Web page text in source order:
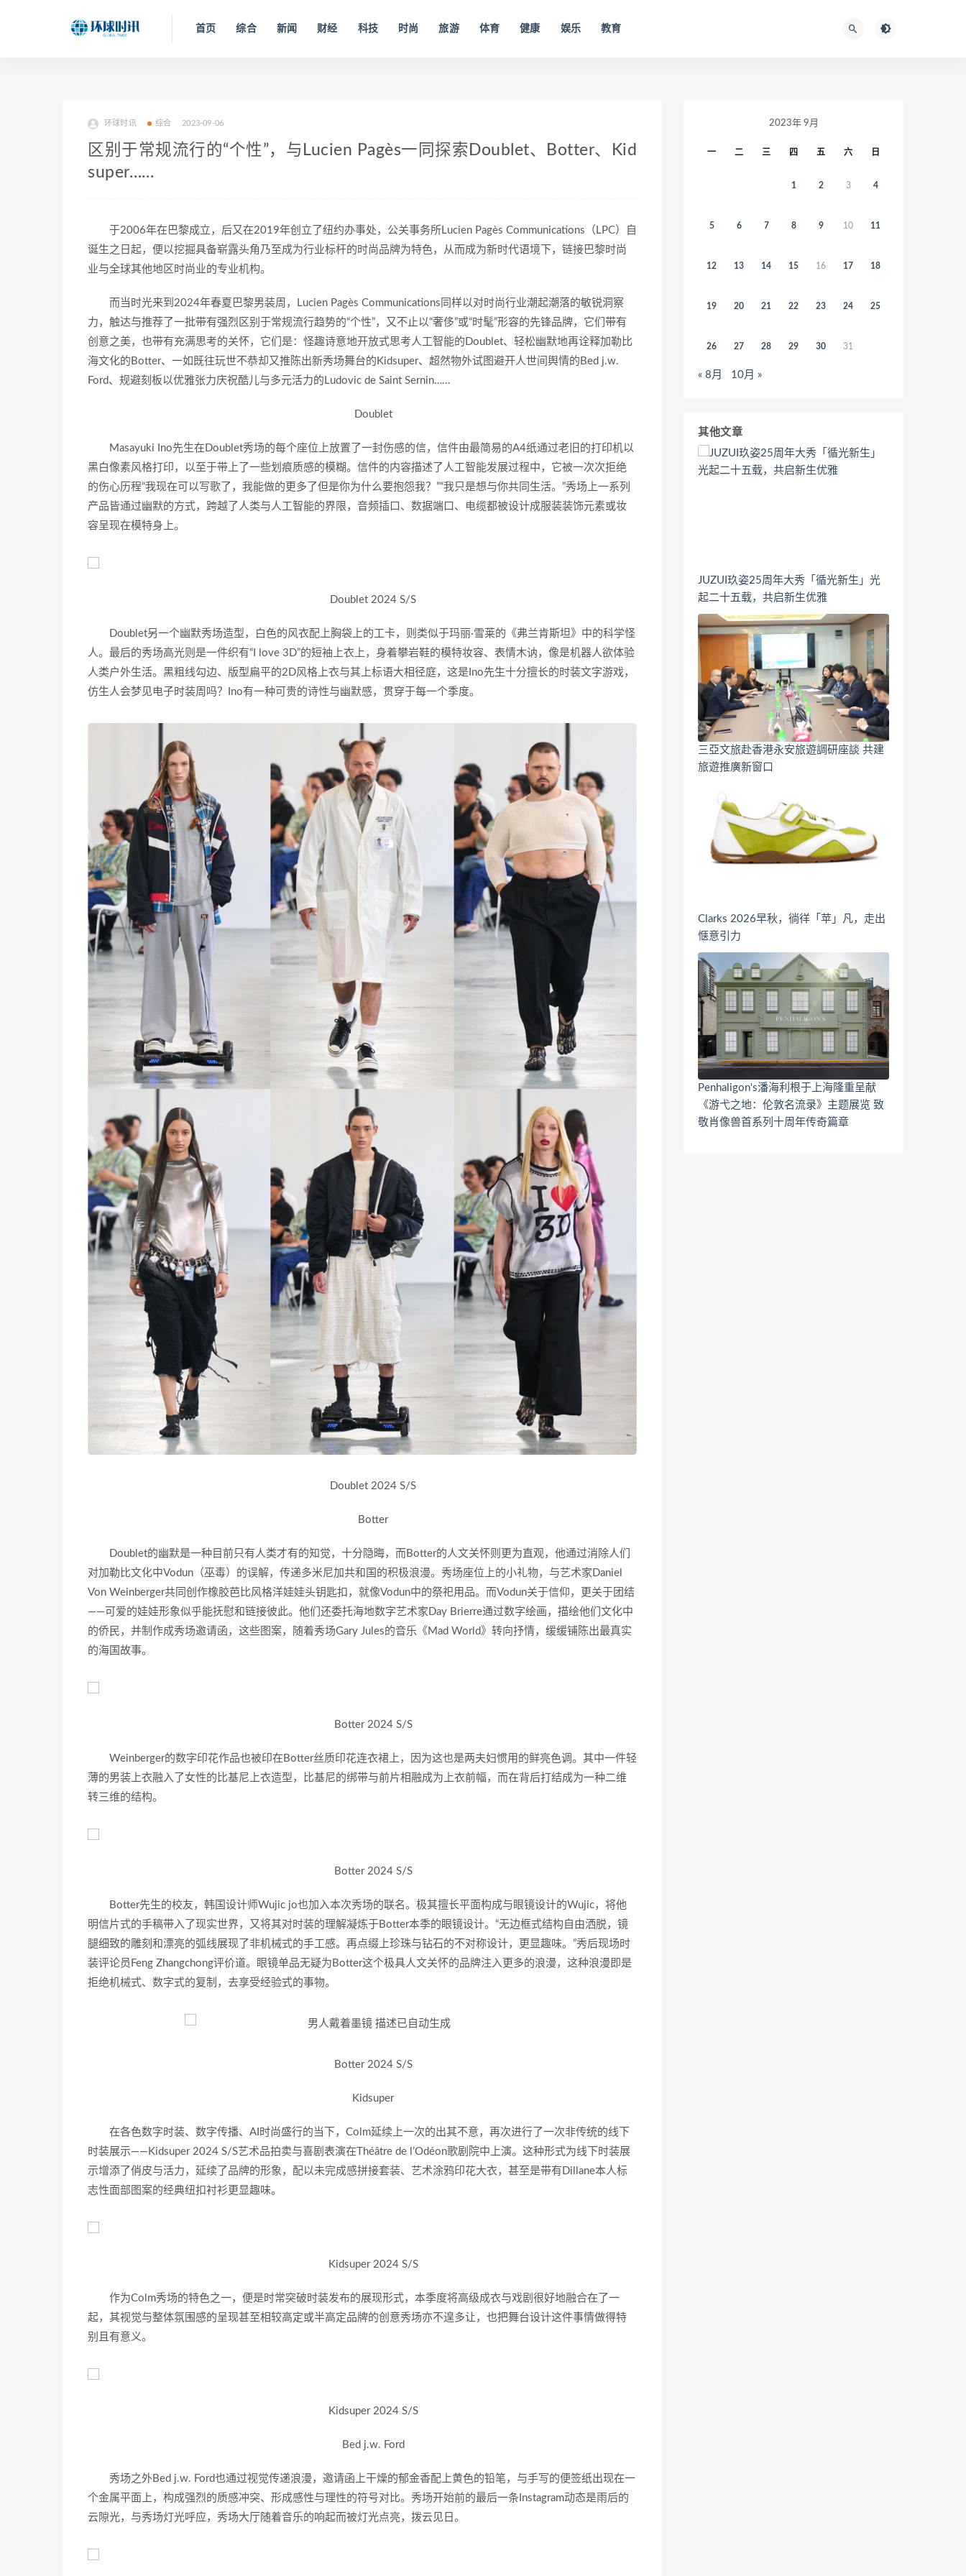
首页 综合 新闻 财经 科技 时尚 旅游 体育 健康 娱乐 教育
环球时讯 综合 2023-09-06
区别于常规流行的“个性”，与Lucien Pagès一同探索Doublet、Botter、Kid
super……
于2006年在巴黎成立，后又在2019年创立了纽约办事处，公关事务所Lucien Pagès Communications（LPC）自
诞生之日起，便以挖掘具备崭露头角乃至成为行业标杆的时尚品牌为特色，从而成为新时代语境下，链接巴黎时尚
业与全球其他地区时尚业的专业机构。
而当时光来到2024年春夏巴黎男装周，Lucien Pagès Communications同样以对时尚行业潮起潮落的敏锐洞察
力，触达与推荐了一批带有强烈区别于常规流行趋势的“个性”，又不止以“奢侈”或“时髦”形容的先锋品牌，它们带有
创意之美，也带有充满思考的关怀，它们是：怪趣诗意地开放式思考人工智能的Doublet、轻松幽默地再诠释加勒比
海文化的Botter、一如既往玩世不恭却又推陈出新秀场舞台的Kidsuper、超然物外试图避开人世间舆情的Bed j.w.
Ford、规避刻板以优雅张力庆祝酷儿与多元活力的Ludovic de Saint Sernin……
Doublet
Masayuki Ino先生在Doublet秀场的每个座位上放置了一封伤感的信，信件由最简易的A4纸通过老旧的打印机以
黑白像素风格打印，以至于带上了一些划痕质感的模糊。信件的内容描述了人工智能发展过程中，它被一次次拒绝
的伤心历程“我现在可以写歌了，我能做的更多了但是你为什么要抱怨我？”“我只是想与你共同生活。”秀场上一系列
产品皆通过幽默的方式，跨越了人类与人工智能的界限，音频插口、数据端口、电缆都被设计成服装装饰元素或妆
容呈现在模特身上。
Doublet 2024 S/S
Doublet另一个幽默秀场造型，白色的风衣配上胸袋上的工卡，则类似于玛丽·雪莱的《弗兰肯斯坦》中的科学怪
人。最后的秀场高光则是一件织有“I love 3D”的短袖上衣上，身着攀岩鞋的模特妆容、表情木讷，像是机器人欲体验
人类户外生活。黑粗线勾边、版型扁平的2D风格上衣与其上标语大相径庭，这是Ino先生十分擅长的时装文字游戏，
仿生人会梦见电子时装周吗？Ino有一种可贵的诗性与幽默感，贯穿于每一个季度。
Doublet 2024 S/S
Botter
Doublet的幽默是一种目前只有人类才有的知觉，十分隐晦，而Botter的人文关怀则更为直观，他通过消除人们
对加勒比文化中Vodun（巫毒）的误解，传递多米尼加共和国的积极浪漫。秀场座位上的小礼物，与艺术家Daniel
Von Weinberger共同创作橡胶芭比风格洋娃娃头钥匙扣，就像Vodun中的祭祀用品。而Vodun关于信仰，更关于团结
——可爱的娃娃形象似乎能抚慰和链接彼此。他们还委托海地数字艺术家Day Brierre通过数字绘画，描绘他们文化中
的侨民，并制作成秀场邀请函，这些图案，随着秀场Gary Jules的音乐《Mad World》转向抒情，缓缓铺陈出最真实
的海国故事。
Botter 2024 S/S
Weinberger的数字印花作品也被印在Botter丝质印花连衣裙上，因为这也是两夫妇惯用的鲜亮色调。其中一件轻
薄的男装上衣融入了女性的比基尼上衣造型，比基尼的绑带与前片相融成为上衣前幅，而在背后打结成为一种二维
转三维的结构。
Botter 2024 S/S
Botter先生的校友，韩国设计师Wujic jo也加入本次秀场的联名。极其擅长平面构成与眼镜设计的Wujic，将他
明信片式的手稿带入了现实世界，又将其对时装的理解凝炼于Botter本季的眼镜设计。“无边框式结构自由洒脱，镜
腿细致的雕刻和漂亮的弧线展现了非机械式的手工感。再点缀上珍珠与钻石的不对称设计，更显趣味。”秀后现场时
装评论员Feng Zhangchong评价道。眼镜单品无疑为Botter这个极具人文关怀的品牌注入更多的浪漫，这种浪漫即是
拒绝机械式、数字式的复制，去享受经验式的事物。
Botter 2024 S/S
Kidsuper
在各色数字时装、数字传播、AI时尚盛行的当下，Colm延续上一次的出其不意，再次进行了一次非传统的线下
时装展示——Kidsuper 2024 S/S艺术品拍卖与喜剧表演在Théâtre de l’Odéon歌剧院中上演。这种形式为线下时装展
示增添了俏皮与活力，延续了品牌的形象，配以未完成感拼接套装、艺术涂鸦印花大衣，甚至是带有Dillane本人标
志性面部图案的经典纽扣衬衫更显趣味。
Kidsuper 2024 S/S
作为Colm秀场的特色之一，便是时常突破时装发布的展现形式，本季度将高级成衣与戏剧很好地融合在了一
起，其视觉与整体氛围感的呈现甚至相较高定或半高定品牌的创意秀场亦不遑多让，也把舞台设计这件事情做得特
别且有意义。
Kidsuper 2024 S/S
Bed j.w. Ford
秀场之外Bed j.w. Ford也通过视觉传递浪漫，邀请函上干燥的郁金香配上黄色的铅笔，与手写的便签纸出现在一
个金属平面上，构成强烈的质感冲突、形成感性与理性的符号对比。秀场开始前的最后一条Instagram动态是雨后的
云隙光，与秀场灯光呼应，秀场大厅随着音乐的响起而被灯光点亮，拨云见日。
2023年 9月
一 二 三 四 五 六 日
1 2 3 4
5 6 7 8 9 10 11
12 13 14 15 16 17 18
19 20 21 22 23 24 25
26 27 28 29 30 31
« 8月 10月 »
其他文章
JUZUI玖姿25周年大秀「循光新生」光
起二十五载，共启新生优雅
三亞文旅赴香港永安旅遊調研座談 共建
旅遊推廣新窗口
Clarks 2026早秋，徜徉「苹」凡，走出
惬意引力
Penhaligon's潘海利根于上海隆重呈献
《游弋之地：伦敦名流录》主题展览 致
敬肖像兽首系列十周年传奇篇章